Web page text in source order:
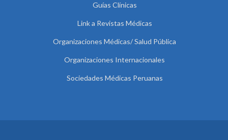
Guías Clínicas
Link a Revistas Médicas
Organizaciones Médicas/ Salud Pública
Organizaciones Internacionales
Sociedades Médicas Peruanas